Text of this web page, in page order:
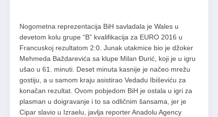
Nogometna reprezentacija BiH savladala je Wales u
devetom kolu grupe “B” kvalifikacija za EURO 2016 u
Francuskoj rezultatom 2:0. Junak utakmice bio je džoker
Mehmeda Baždarevića sa klupe Milan Đurić, koji je u igru
ušao u 61. minuti. Deset minuta kasnije je načeo mrežu
gostiju, a u samom kraju asistirao Vedadu Ibiševiću za
konačan rezultat. Ovom pobjedom BiH je ostala u igri za
plasman u doigravanje i to sa odličnim šansama, jer je
Cipar slavio u Izraelu, javlja reporter Anadolu Agency